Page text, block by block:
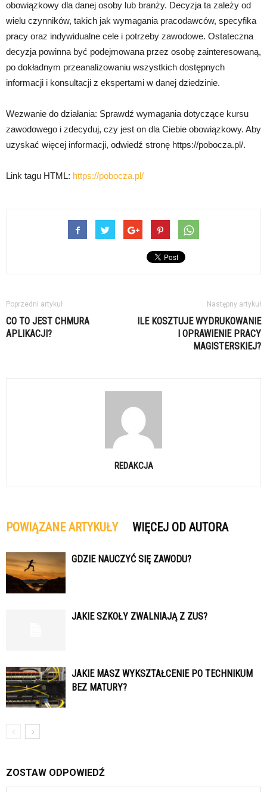
obowiązkowy dla danej osoby lub branży. Decyzja ta zależy od
wielu czynników, takich jak wymagania pracodawców, specyfika
pracy oraz indywidualne cele i potrzeby zawodowe. Ostateczna
decyzja powinna być podejmowana przez osobę zainteresowaną,
po dokładnym przeanalizowaniu wszystkich dostępnych
informacji i konsultacji z ekspertami w danej dziedzinie.
Wezwanie do działania: Sprawdź wymagania dotyczące kursu
zawodowego i zdecyduj, czy jest on dla Ciebie obowiązkowy. Aby
uzyskać więcej informacji, odwiedź stronę https://pobocza.pl/.
Link tagu HTML: https://pobocza.pl/
Poprzedni artykuł
CO TO JEST CHMURA
APLIKACJI?
Następny artykuł
ILE KOSZTUJE WYDRUKOWANIE
I OPRAWIENIE PRACY
MAGISTERSKIEJ?
REDAKCJA
POWIĄZANE ARTYKUŁY WIĘCEJ OD AUTORA
GDZIE NAUCZYĆ SIĘ ZAWODU?
JAKIE SZKOŁY ZWALNIAJĄ Z ZUS?
JAKIE MASZ WYKSZTAŁCENIE PO TECHNIKUM
BEZ MATURY?
ZOSTAW ODPOWIEDŹ